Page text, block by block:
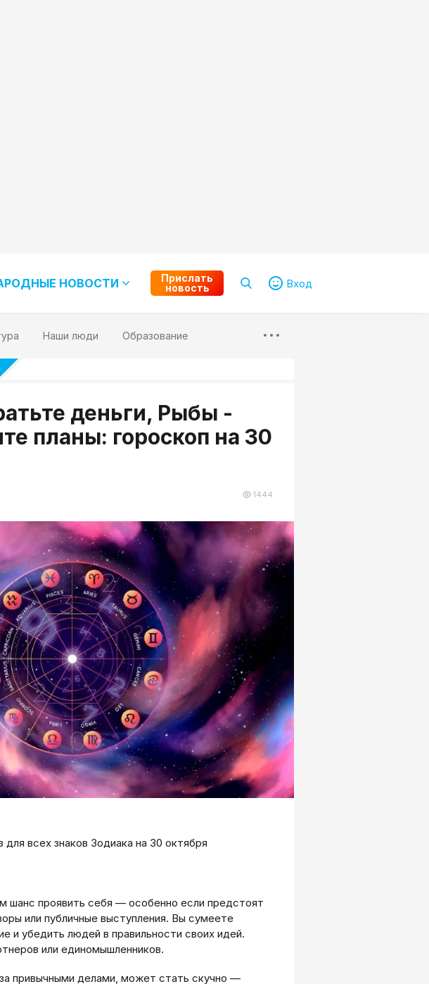
НОВОСТИ
Прислать
новость
Вход
Наши люди Образование
деньги, Рыбы -
планы: гороскоп на 30
1444
для всех знаков Зодиака на 30 октября
шанс проявить себя — особенно если предстоят
или публичные выступления. Вы сумеете
и убедить людей в правильности своих идей.
или единомышленников.
привычными делами, может стать скучно —